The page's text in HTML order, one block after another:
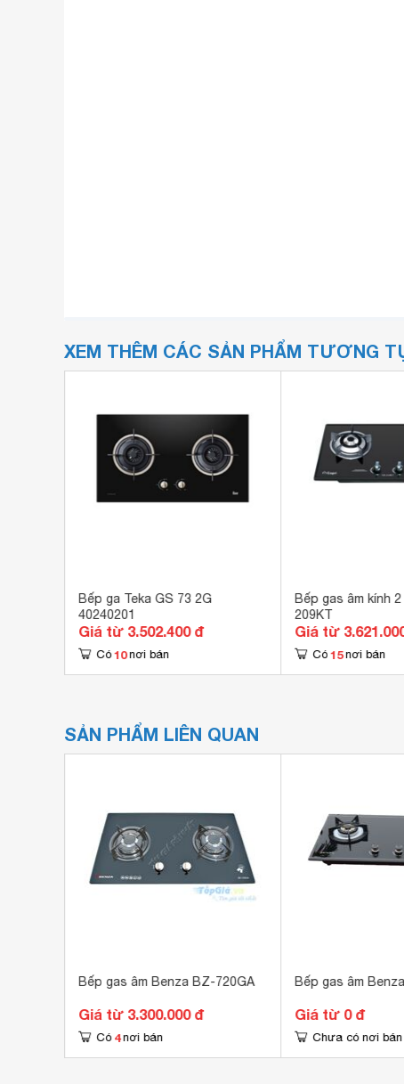
XEM THÊM CÁC SẢN PHẨM TƯƠNG
Bếp ga Teka GS 73 2G
40240201
Giá từ 3.502.400 đ
Có 10 nơi bán
Bếp gas âm kính
209KT
Giá từ
Có 15 nơi bán
SẢN PHẨM LIÊN QUAN
Bếp gas âm Benza BZ-720GA
Giá từ 3.300.000 đ
Có 4 nơi bán
Bếp gas âm
Giá từ 0 đ
Chưa có nơi bán